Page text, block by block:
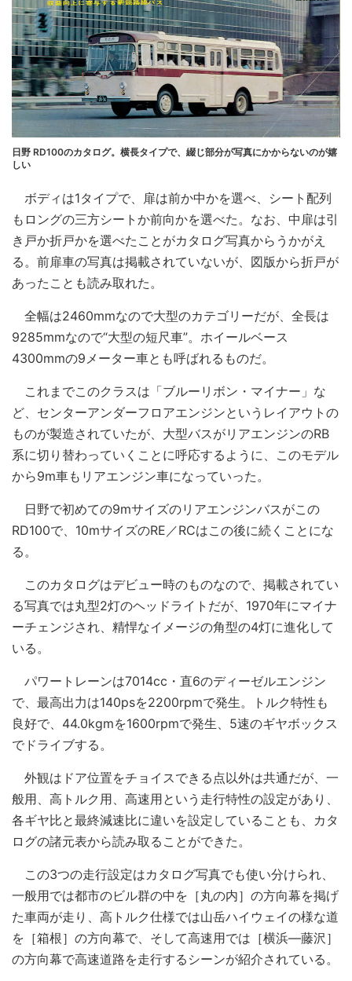
日野 RD100のカタログ。横長タイプで、綴じ部分が写真にかからないのが嬉
しい
ボディは1タイプで、扉は前か中かを選べ、シート配列
もロングの三方シートか前向かを選べた。なお、中扉は引
き戸か折戸かを選べたことがカタログ写真からうかがえ
る。前扉車の写真は掲載されていないが、図版から折戸が
あったことも読み取れた。
全幅は2460mmなので大型のカテゴリーだが、全長は
9285mmなので“大型の短尺車”。ホイールベース
4300mmの9メーター車とも呼ばれるものだ。
これまでこのクラスは「ブルーリボン・マイナー」な
ど、センターアンダーフロアエンジンというレイアウトの
ものが製造されていたが、大型バスがリアエンジンのRB
系に切り替わっていくことに呼応するように、このモデル
から9m車もリアエンジン車になっていった。
日野で初めての9mサイズのリアエンジンバスがこの
RD100で、10mサイズのRE／RCはこの後に続くことにな
る。
このカタログはデビュー時のものなので、掲載されてい
る写真では丸型2灯のヘッドライトだが、1970年にマイナ
ーチェンジされ、精悍なイメージの角型の4灯に進化して
いる。
パワートレーンは7014cc・直6のディーゼルエンジン
で、最高出力は140psを2200rpmで発生。トルク特性も
良好で、44.0kgmを1600rpmで発生、5速のギヤボックス
でドライブする。
外観はドア位置をチョイスできる点以外は共通だが、一
般用、高トルク用、高速用という走行特性の設定があり、
各ギヤ比と最終減速比に違いを設定していることも、カタ
ログの諸元表から読み取ることができた。
この3つの走行設定はカタログ写真でも使い分けられ、
一般用では都市のビル群の中を［丸の内］の方向幕を掲げ
た車両が走り、高トルク仕様では山岳ハイウェイの様な道
を［箱根］の方向幕で、そして高速用では［横浜―藤沢］
の方向幕で高速道路を走行するシーンが紹介されている。